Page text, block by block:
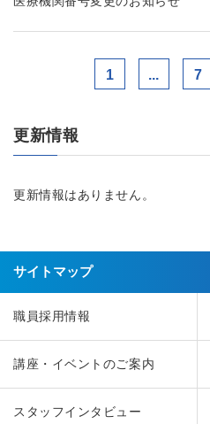
1 ... 7
更新情報
更新情報はありません。
サイトマップ
職員採用情報
講座・イベントのご案内
スタッフインタビュー